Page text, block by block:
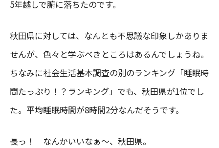
5年越しで腑に落ちたのです。
秋田県に対しては、なんとも不思議な印象しかありま
せんが、色々と学ぶべきところはあるんでしょうね。
ちなみに社会生活基本調査の別のランキング「睡眠時
間たっぷり！？ランキング」でも、秋田県が1位でし
た。平均睡眠時間が8時間2分なんだそうです。
長っ！ なんかいいなぁ〜、秋田県。